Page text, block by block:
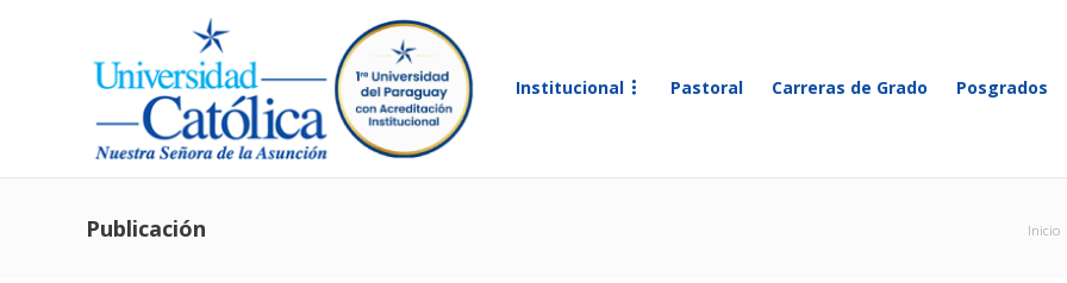
Institucional Pastoral Carreras de Grado Posgrados
Publicación Inicio